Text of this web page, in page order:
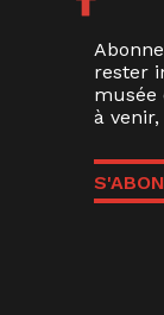
rester
musée
à